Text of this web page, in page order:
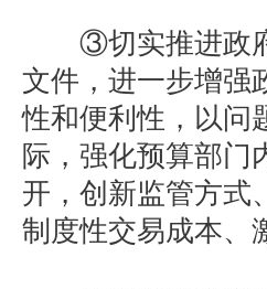
③切实推进政府
文件，进一步增强
性和便利性，以问
际，强化预算部门
开，创新监管方式
制度性交易成本、